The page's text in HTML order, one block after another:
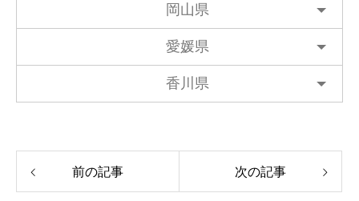
岡山県
愛媛県
香川県
前の記事 次の記事